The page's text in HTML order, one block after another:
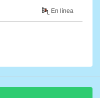
En línea